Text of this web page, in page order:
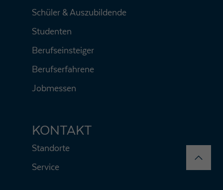
Schüler & Auszubildende
Studenten
Berufseinsteiger
Berufserfahrene
Jobmessen
KONTAKT
Standorte
Service